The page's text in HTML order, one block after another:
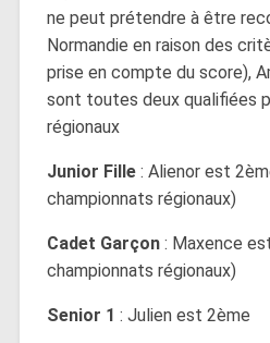
ne peut prétendre à être
Normandie en raison des
prise en compte du score),
sont toutes deux qualifiées
régionaux
Junior Fille : Alienor est
championnats régionaux)
Cadet Garçon : Maxence
championnats régionaux)
Senior 1 : Julien est 2ème